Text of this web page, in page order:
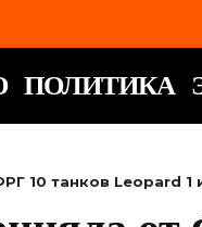
ПОЛИТИКА
10 танков Leopard 1